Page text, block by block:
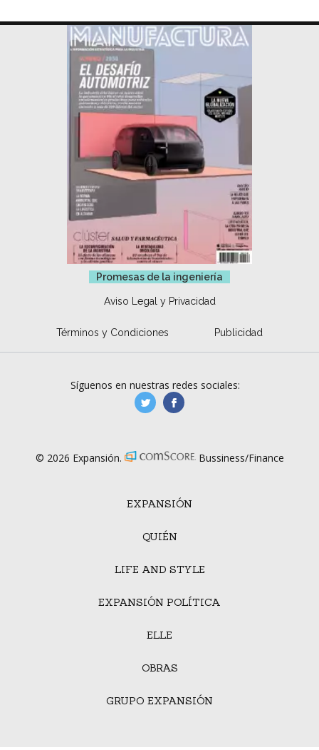
Promesas de la ingeniería
Aviso Legal y Privacidad
Términos y Condiciones Publicidad
EXPANSIÓN
QUIÉN
LIFE AND STYLE
EXPANSIÓN POLÍTICA
ELLE
OBRAS
GRUPO EXPANSIÓN
Síguenos en nuestras redes sociales:
manufacturaGE
© 2026 Expansión. Bussiness/Finance